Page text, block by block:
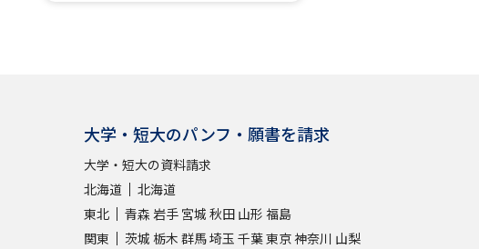
大学・短大のパンフ・願書を請求
大学・短大の資料請求
北海道
北海道
東北
青森 岩手 宮城 秋田 山形 福島
関東
茨城 栃木 群馬埼玉 千葉東京神奈川 山梨